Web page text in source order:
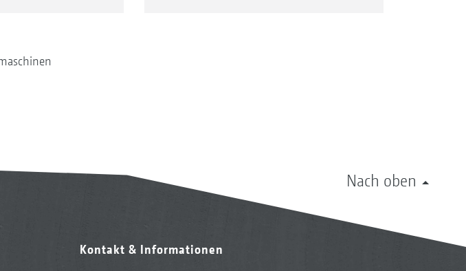
Nach oben
Kontakt & Informationen